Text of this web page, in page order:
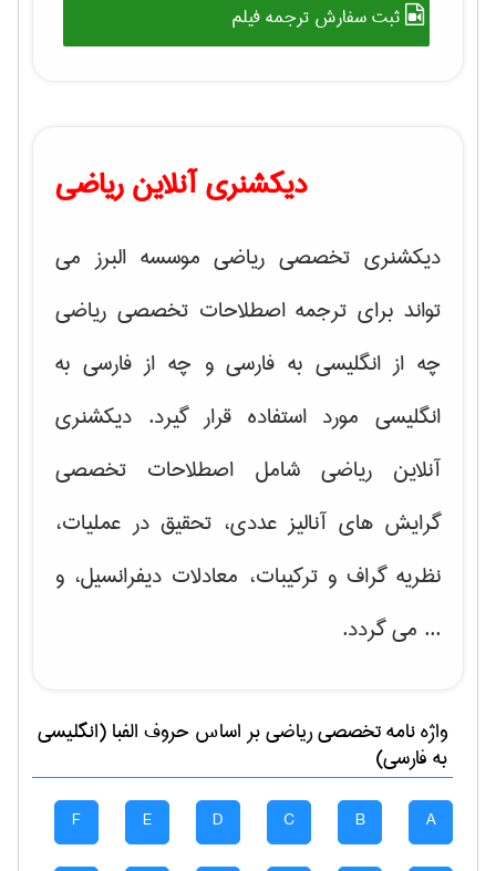
ثبت سفارش ترجمه فیلم
دیکشنری آنلاین ریاضی
دیکشنری تخصصی ریاضی موسسه البرز می
تواند برای ترجمه اصطلاحات تخصصی ریاضی
چه از انگلیسی به فارسی و چه از فارسی به
انگلیسی مورد استفاده قرار گیرد. دیکشنری
آنلاین ریاضی شامل اصطلاحات تخصصی
گرایش های آنالیز عددی، تحقیق در عملیات،
نظریه گراف و تركیبات، معادلات دیفرانسیل، و
... می گردد.
واژه نامه تخصصیرياضیبر اساس حروف الفبا (انگلیسی
به فارسی)
A
B
C
D
E
F